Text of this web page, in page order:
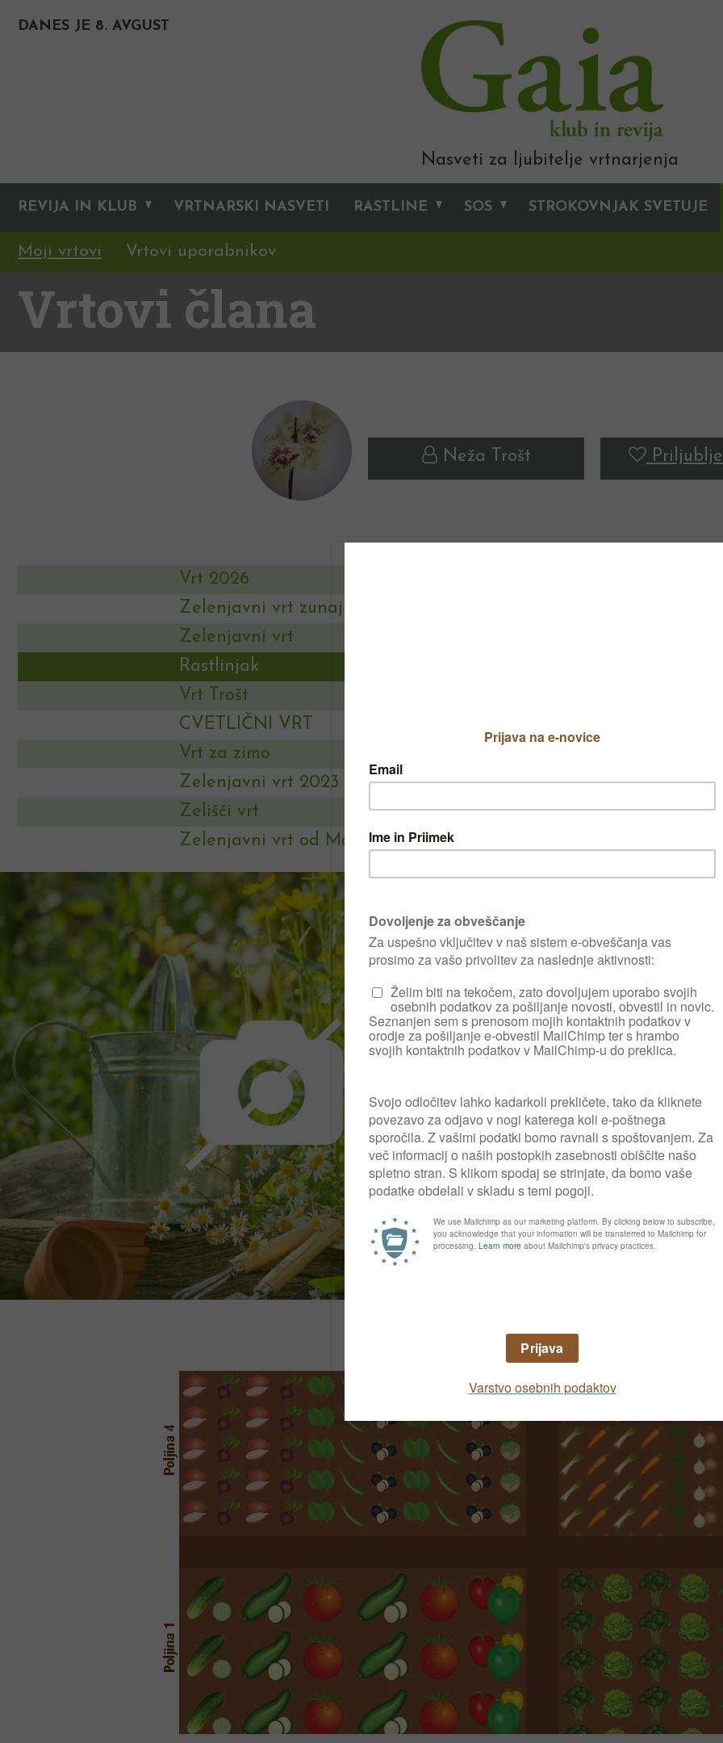
DANES JE 8. AVGUST
Nasveti za ljubitelje vrtnarjenja
REVIJA IN KLUB VRTNARSKI NASVETI RASTLINE SOS STROKOVNJAK SVETUJE
Moji vrtovi Vrtovi uporabnikov
Vrtovi člana
Neža Trošt
Vrt 2026
Zelenjavni vrt zunaj
Zelenjavni vrt
Rastlinjak
Vrt Trošt
CVETLIČNI VRT
Vrt za zimo
Zelenjavni vrt 2023 ZELENJAVNI VRT
Zelišči vrt ZELIŠČNI VRT
Zelenjavni vrt od Mance
4
Zelenjavni vrt
UPORABNIK OD06. 02.